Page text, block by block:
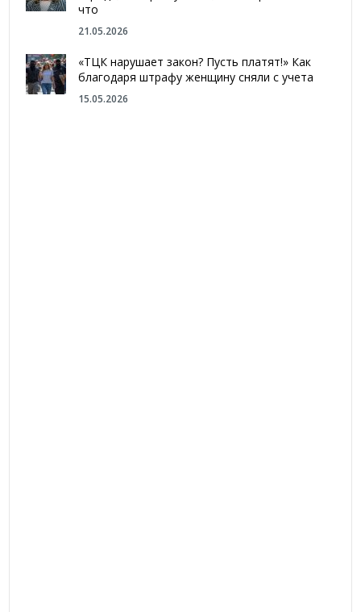
что
21.05.2026
«ТЦК нарушает закон? Пусть платят!» Как
благодаря штрафу женщину сняли с учета
15.05.2026